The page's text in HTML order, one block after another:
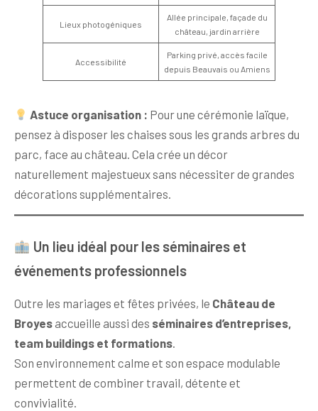
Lieux photogéniques
Allée principale, façade du
château, jardin arrière
Accessibilité
Parking privé, accès facile
depuis Beauvais ou Amiens
Astuce organisation : Pour une cérémonie laïque,
pensez à disposer les chaises sous les grands arbres du
parc, face au château. Cela crée un décor
naturellement majestueux sans nécessiter de grandes
décorations supplémentaires.
Un lieu idéal pour les séminaires et
événements professionnels
Outre les mariages et fêtes privées, le Château de
Broyes accueille aussi des séminaires d’entreprises,
team buildings et formations.
Son environnement calme et son espace modulable
permettent de combiner travail, détente et
convivialité.